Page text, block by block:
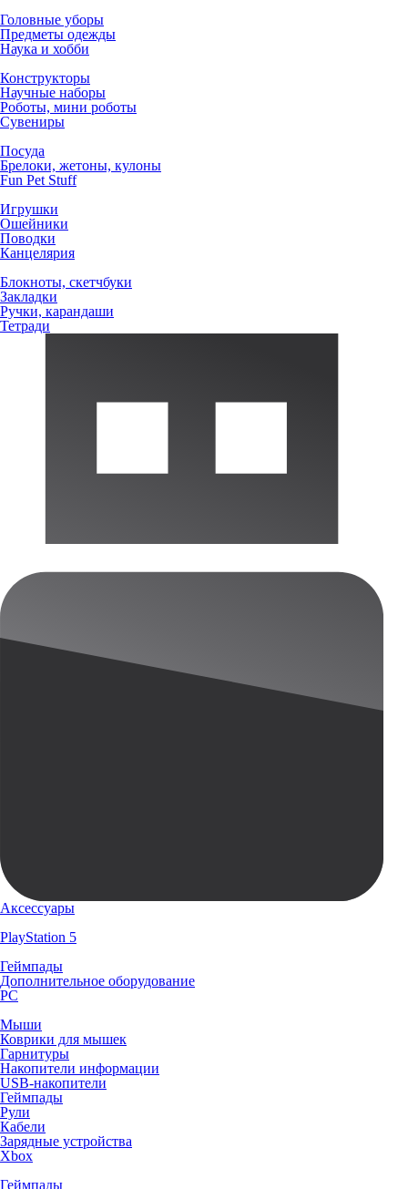
Головные уборы
Предметы одежды
Наука и хобби
Конструкторы
Научные наборы
Роботы, мини роботы
Сувениры
Посуда
Брелоки, жетоны, кулоны
Fun Pet Stuff
Игрушки
Ошейники
Поводки
Канцелярия
Блокноты, скетчбуки
Закладки
Ручки, карандаши
Тетради
Аксессуары
PlayStation 5
Геймпады
Дополнительное оборудование
PC
Мыши
Коврики для мышек
Гарнитуры
Накопители информации
USB-накопители
Геймпады
Рули
Кабели
Зарядные устройства
Xbox
Геймпады